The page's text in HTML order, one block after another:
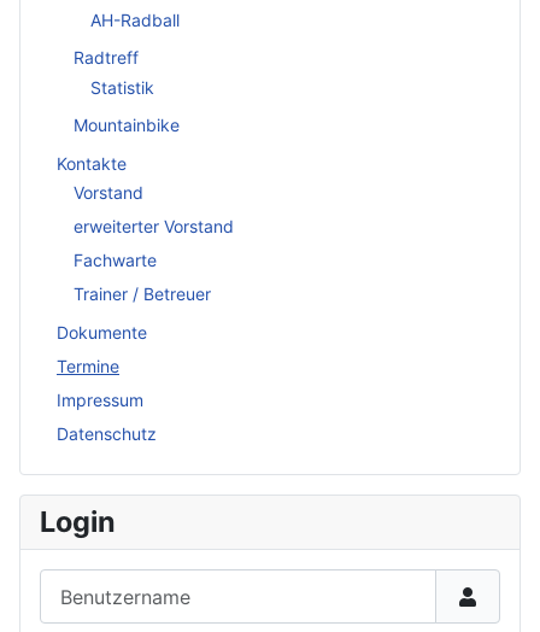
AH-Radball
Radtreff
Statistik
Mountainbike
Kontakte
Vorstand
erweiterter Vorstand
Fachwarte
Trainer / Betreuer
Dokumente
Termine
Impressum
Datenschutz
Login